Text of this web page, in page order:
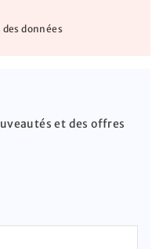
données
et des offres